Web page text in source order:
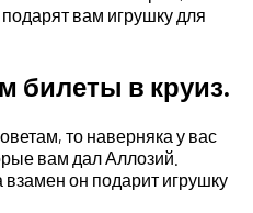
вам игрушку для
билеты в круиз.
то наверняка у вас
вам дал Аллозий.
он подарит игрушку